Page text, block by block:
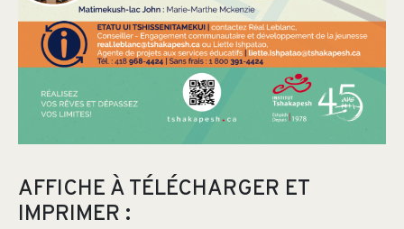
AFFICHE À TÉLÉCHARGER ET
IMPRIMER :